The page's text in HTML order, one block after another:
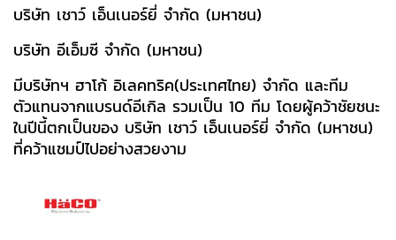
บริษัท เชาว์ เอ็นเนอร์ยี่ จำกัด (มหาชน)
บริษัท อีเอ็มซี จำกัด (มหาชน)
มีบริษัทฯ ฮาโก้ อิเลคทริค(ประเทศไทย) จำกัด และทีม
ตัวแทนจากแบรนด์อีเกิล รวมเป็น 10 ทีม โดยผู้คว้าชัยชนะ
ในปีนี้ตกเป็นของ บริษัท เชาว์ เอ็นเนอร์ยี่ จำกัด (มหาชน)
ที่คว้าแชมป์ไปอย่างสวยงาม